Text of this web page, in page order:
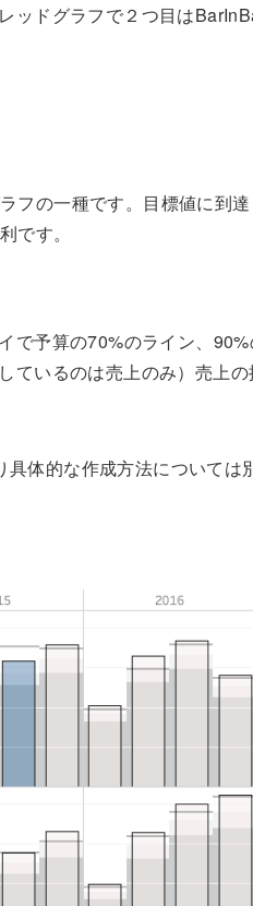
ッドグラフで２つ目は
フの一種です。目標値に到達
です。
で予算の70%のライン、
ているのは売上のみ）売上の
体的な作成方法については